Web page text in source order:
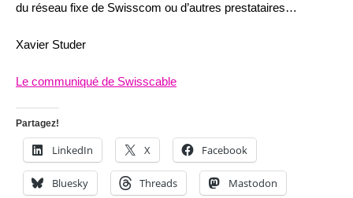
du réseau fixe de Swisscom ou d’autres prestataires…
Xavier Studer
Le communiqué de Swisscable
Partagez!
LinkedIn X Facebook
Bluesky Threads Mastodon